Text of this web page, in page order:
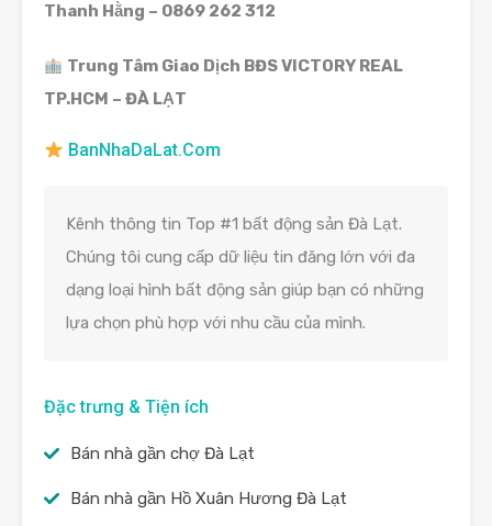
Thanh Hằng – 0869 262 312
Trung Tâm Giao Dịch BĐS VICTORY REAL
TP.HCM – ĐÀ LẠT
BanNhaDaLat.Com
Kênh thông tin Top #1 bất động sản Đà Lạt.
Chúng tôi cung cấp dữ liệu tin đăng lớn với đa
dạng loại hình bất động sản giúp bạn có những
lựa chọn phù hợp với nhu cầu của mình.
Đặc trưng & Tiện ích
Bán nhà gần chợ Đà Lạt
Bán nhà gần Hồ Xuân Hương Đà Lạt